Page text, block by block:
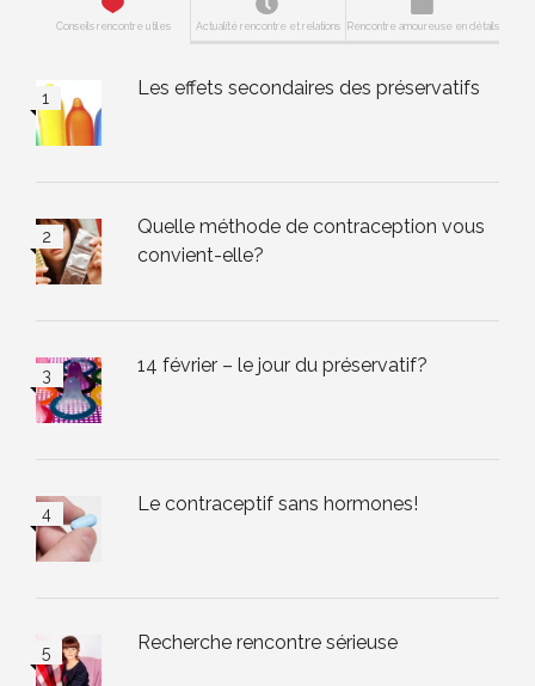
Conseils rencontre utiles Actualité rencontre et relations Rencontre amoureuse en détails
Les effets secondaires des préservatifs
Quelle méthode de contraception vous
convient-elle?
14 février – le jour du préservatif?
Le contraceptif sans hormones!
Recherche rencontre sérieuse